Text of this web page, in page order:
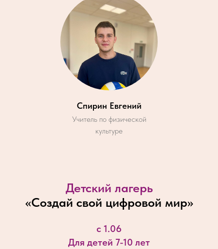
Спирин Евгений
Учитель по физической
культуре
Детский лагерь
«Создай свой цифровой мир»
с 1.06
Для детей 7-10 лет